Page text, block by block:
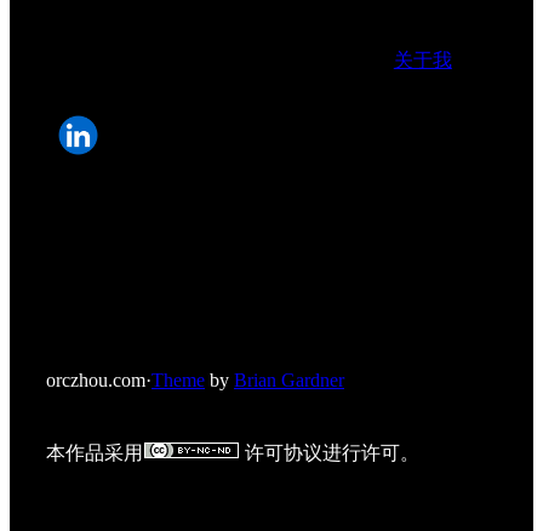
关于我
orczhou.com·Theme by Brian Gardner
本作品采用 许可协议进行许可。